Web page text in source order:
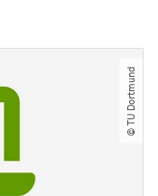
© TU Dortmund